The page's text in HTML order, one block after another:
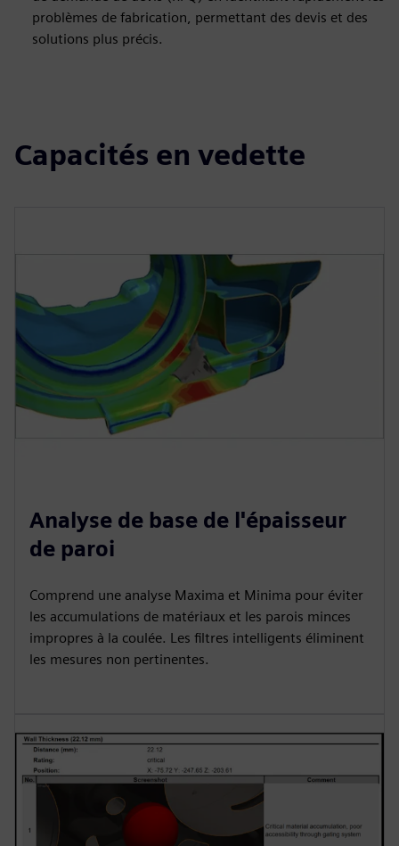
problèmes de fabrication, permettant des devis et des
solutions plus précis.
Capacités en vedette
Analyse de base de l'épaisseur
de paroi
Comprend une analyse Maxima et Minima pour éviter
les accumulations de matériaux et les parois minces
impropres à la coulée. Les filtres intelligents éliminent
les mesures non pertinentes.